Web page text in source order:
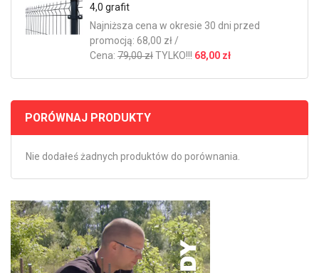
4,0 grafit
Najniższa cena w okresie 30 dni przed
promocją: 68,00 zł /
Cena: 79,00 złTYLKO!!! 68,00 zł
PORÓWNAJ PRODUKTY
Nie dodałeś żadnych produktów do porównania.